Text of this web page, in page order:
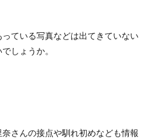
ている写真などは出てきていない
しょうか。
さんの接点や馴れ初めなども情報